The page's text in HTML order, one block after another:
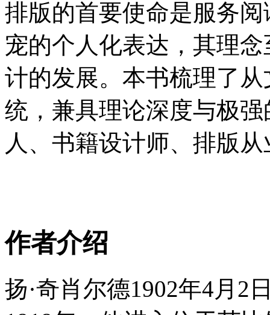
排版的首要使命是服务
宠的个人化表达，其理
计的发展。本书梳理了
统，兼具理论深度与极
人、书籍设计师、排版
作者介绍
扬·奇肖尔德1902年4月2